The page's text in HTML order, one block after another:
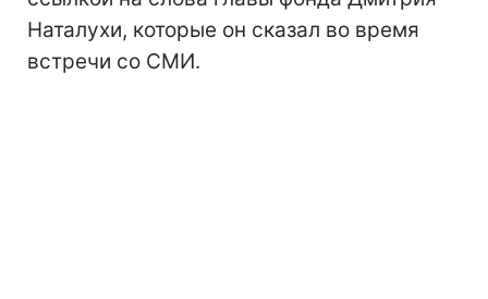
Наталухи, которые он сказал во время
встречи со СМИ.